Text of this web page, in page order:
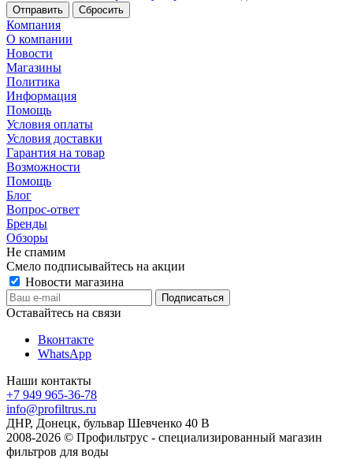
Сбросить
Компания
О компании
Новости
Магазины
Политика
Информация
Помощь
Условия оплаты
Условия доставки
Гарантия на товар
Возможности
Помощь
Блог
Вопрос-ответ
Бренды
Обзоры
Не спамим
Смело подписывайтесь на акции
Новости магазина
Оставайтесь на связи
Вконтакте
WhatsApp
Наши контакты
+7 949 965-36-78
info@profiltrus.ru
ДНР, Донецк, бульвар Шевченко 40 В
2008-2026 © Профильтрус - специализированный магазин
фильтров для воды